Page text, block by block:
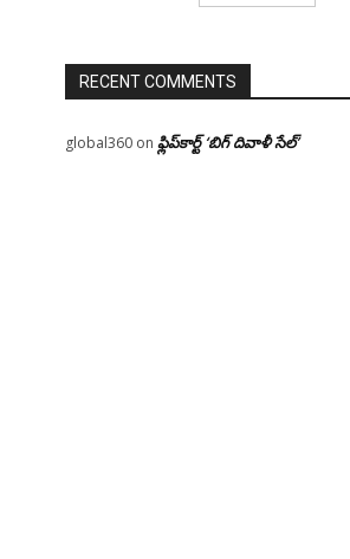
RECENT COMMENTS
global360 on ఫ్లిప్‌కార్ట్ ‘బిగ్ దివాళీ సేల్’